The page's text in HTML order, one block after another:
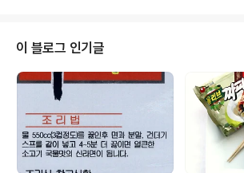
죠? 낮에는 회사에서 열심히 근무하는 조이☆JOY. 하지
만 밤만 되면 사라진다??? 머리에 왁스칠 제대로 하고 옷은
청바지로 갈아입고서 나서는 그곳.. 도대체 어디?!! 그곳은
바로 C L U B !! 젊음이 폭발하는 그곳, 음악에 몸을 맡기는
그곳, Put ur Hands UP에 맞춰 손 번쩍 드는 그곳!..
이 블로그 인기글